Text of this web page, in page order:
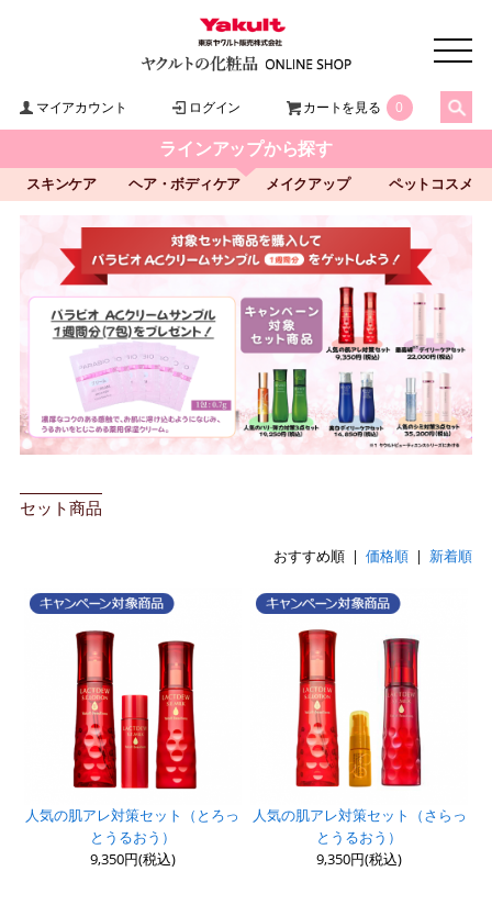
マイアカウント ログイン カートを見る 0
ラインアップから探す
スキンケア ヘア・ボディケア メイクアップ ペットコスメ
セット商品
おすすめ順 |価格順 | 新着順
人気の肌アレ対策セット（とろっ
とうるおう）
9,350円(税込)
人気の肌アレ対策セット（さらっ
とうるおう）
9,350円(税込)